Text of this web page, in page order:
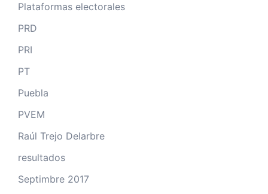
Plataformas electorales
PRD
PRI
PT
Puebla
PVEM
Raúl Trejo Delarbre
resultados
Septimbre 2017